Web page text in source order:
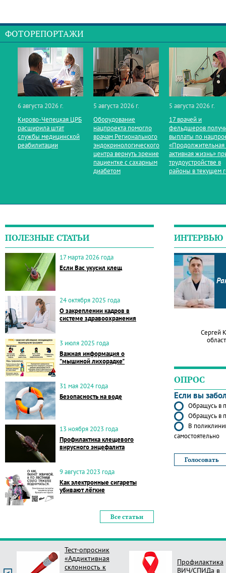
ФОТОРЕПОРТАЖИ
6 августа 2026 г.
Кирово‑Чепецкая ЦРБ
расширила штат
службы медицинской
реабилитации
5 августа 2026 г.
Оборудование
нацпроекта помогло
врачам Регионального
эндокринологического
центра вернуть зрение
пациентке с сахарным
диабетом
5 августа 2026 г.
17 врачей и
фельдшеров
выплаты по
«Продолжительная
активная жизнь»
трудоустройстве в
районы в текущем
ПОЛЕЗНЫЕ СТАТЬИ
17 марта 2026 года
Если Вас укусил клещ
24 октября 2025 года
О закреплении кадров в
системе здравоохранения
3 июля 2025 года
Важная информация о
"мышиной лихорадке"
31 мая 2024 года
Безопасность на воде
13 ноября 2023 года
Профилактика клещевого
вирусного энцефалита
9 августа 2023 года
Как электронные сигареты
убивают лёгкие
Все статьи
ИНТЕРВЬЮ
Сергей
ОПРОС
Если вы
Обращусь в
Обращусь в
В
самостоятельно
Тест-опросник
«Аддиктивная
склонность к
Профилактика
ВИЧ/СПИДа в